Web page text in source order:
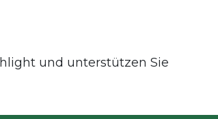
und unterstützen Sie